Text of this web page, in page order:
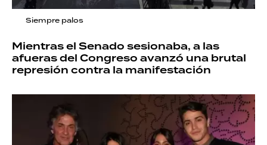
Siempre palos
Mientras el Senado sesionaba, a las
afueras del Congreso avanzó una brutal
represión contra la manifestación